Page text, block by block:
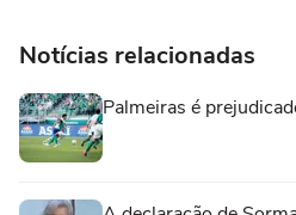
Notícias relacionadas
Palmeiras é